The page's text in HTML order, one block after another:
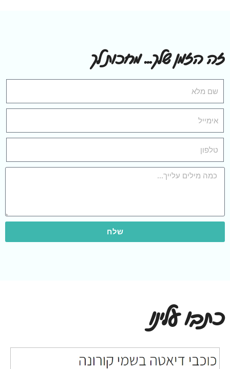
זה הזמן שלך... מחכות לך
שלח
כתבו עלינו